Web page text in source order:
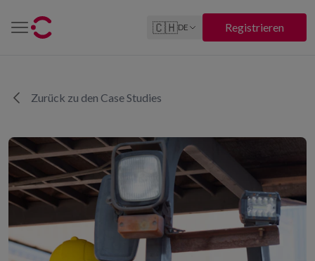
🇨🇭DE Registrieren
Zurück zu den Case Studies